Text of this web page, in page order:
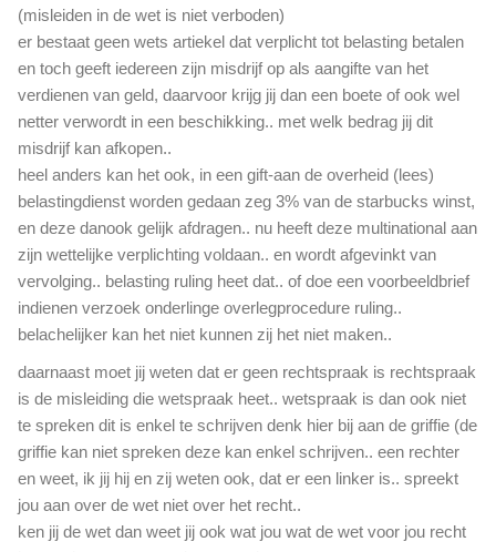
(misleiden in de wet is niet verboden)
er bestaat geen wets artiekel dat verplicht tot belasting betalen
en toch geeft iedereen zijn misdrijf op als aangifte van het
verdienen van geld, daarvoor krijg jij dan een boete of ook wel
netter verwordt in een beschikking.. met welk bedrag jij dit
misdrijf kan afkopen..
heel anders kan het ook, in een gift-aan de overheid (lees)
belastingdienst worden gedaan zeg 3% van de starbucks winst,
en deze danook gelijk afdragen.. nu heeft deze multinational aan
zijn wettelijke verplichting voldaan.. en wordt afgevinkt van
vervolging.. belasting ruling heet dat.. of doe een voorbeeldbrief
indienen verzoek onderlinge overlegprocedure ruling..
belachelijker kan het niet kunnen zij het niet maken..
daarnaast moet jij weten dat er geen rechtspraak is rechtspraak
is de misleiding die wetspraak heet.. wetspraak is dan ook niet
te spreken dit is enkel te schrijven denk hier bij aan de griffie (de
griffie kan niet spreken deze kan enkel schrijven.. een rechter
en weet, ik jij hij en zij weten ook, dat er een linker is.. spreekt
jou aan over de wet niet over het recht..
ken jij de wet dan weet jij ook wat jou wat de wet voor jou recht